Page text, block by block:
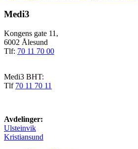
Medi3
Kongens gate 11,
6002 Ålesund
Tlf: 70 11 70 00
Medi3 BHT:
Tlf 70 11 70 11
Avdelinger:
Ulsteinvik
Kristiansund